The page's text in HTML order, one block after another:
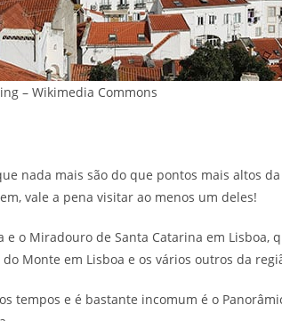
– Wikimedia Commons
nada mais são do que pontos mais altos
vale a pena visitar ao menos um deles!
o Miradouro de Santa Catarina em Lisboa,
Monte em Lisboa e os vários outros da
tempos e é bastante incomum é o